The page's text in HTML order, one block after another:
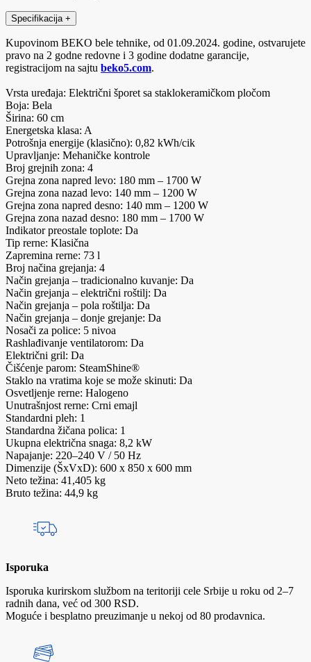
Specifikacija +
Kupovinom BEKO bele tehnike, od 01.09.2024. godine, ostvarujete
pravo na 2 godne redovne i 3 godine dodatne garancije,
registracijom na sajtu beko5.com.
Vrsta uređaja: Električni šporet sa staklokeramičkom pločom
Boja: Bela
Širina: 60 cm
Energetska klasa: A
Potrošnja energije (klasično): 0,82 kWh/cik
Upravljanje: Mehaničke kontrole
Broj grejnih zona: 4
Grejna zona napred levo: 180 mm – 1700 W
Grejna zona nazad levo: 140 mm – 1200 W
Grejna zona napred desno: 140 mm – 1200 W
Grejna zona nazad desno: 180 mm – 1700 W
Indikator preostale toplote: Da
Tip rerne: Klasična
Zapremina rerne: 73 l
Broj načina grejanja: 4
Način grejanja – tradicionalno kuvanje: Da
Način grejanja – električni roštilj: Da
Način grejanja – pola roštilja: Da
Način grejanja – donje grejanje: Da
Nosači za police: 5 nivoa
Rashlađivanje ventilatorom: Da
Električni gril: Da
Čišćenje parom: SteamShine®
Staklo na vratima koje se može skinuti: Da
Osvetljenje rerne: Halogeno
Unutrašnjost rerne: Crni emajl
Standardni pleh: 1
Standardna žičana polica: 1
Ukupna električna snaga: 8,2 kW
Napajanje: 220–240 V / 50 Hz
Dimenzije (ŠxVxD): 600 x 850 x 600 mm
Neto težina: 41,405 kg
Bruto težina: 44,9 kg
Isporuka
Isporuka kurirskom službom na teritoriji cele Srbije u roku od 2–7
radnih dana, već od 300 RSD.
Moguće i besplatno preuzimanje u nekoj od 80 prodavnica.